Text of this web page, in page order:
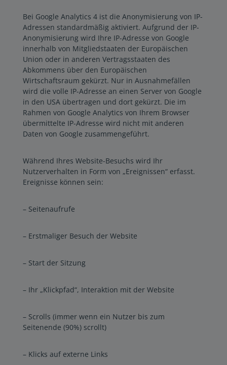
Bei Google Analytics 4 ist die Anonymisierung von IP-
Adressen standardmäßig aktiviert. Aufgrund der IP-
Anonymisierung wird Ihre IP-Adresse von Google
innerhalb von Mitgliedstaaten der Europäischen
Union oder in anderen Vertragsstaaten des
Abkommens über den Europäischen
Wirtschaftsraum gekürzt. Nur in Ausnahmefällen
wird die volle IP-Adresse an einen Server von Google
in den USA übertragen und dort gekürzt. Die im
Rahmen von Google Analytics von Ihrem Browser
übermittelte IP-Adresse wird nicht mit anderen
Daten von Google zusammengeführt.
Während Ihres Website-Besuchs wird Ihr
Nutzerverhalten in Form von „Ereignissen“ erfasst.
Ereignisse können sein:
– Seitenaufrufe
– Erstmaliger Besuch der Website
– Start der Sitzung
– Ihr „Klickpfad“, Interaktion mit der Website
– Scrolls (immer wenn ein Nutzer bis zum
Seitenende (90%) scrollt)
– Klicks auf externe Links